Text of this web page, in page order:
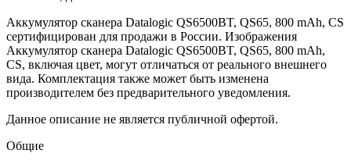
Аккумулятор сканера Datalogic QS6500BT, QS65, 800 mAh, CS
сертифицирован для продажи в России. Изображения
Аккумулятор сканера Datalogic QS6500BT, QS65, 800 mAh,
CS, включая цвет, могут отличаться от реального внешнего
вида. Комплектация также может быть изменена
производителем без предварительного уведомления.
Данное описание не является публичной офертой.
Общие